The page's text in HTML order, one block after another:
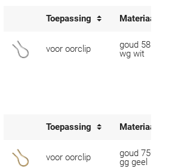
Toepassing Materiaal
voor oorclip
goud 585/-
wg wit
Toepassing Materiaal
voor oorclip
goud 750/-
gg geel